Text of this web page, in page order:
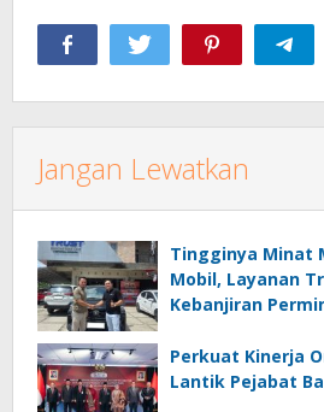
Jangan Lewatkan
Tingginya Minat
Mobil, Layanan
Kebanjiran
Perkuat Kinerja
Lantik Pejabat